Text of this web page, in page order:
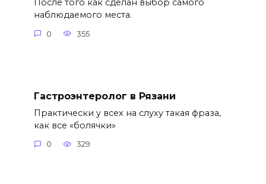
После того как сделан выбор самого
наблюдаемого места.
0 355
Гастроэнтеролог в Рязани
Практически у всех на слуху такая фраза,
как все «болячки»
0 329